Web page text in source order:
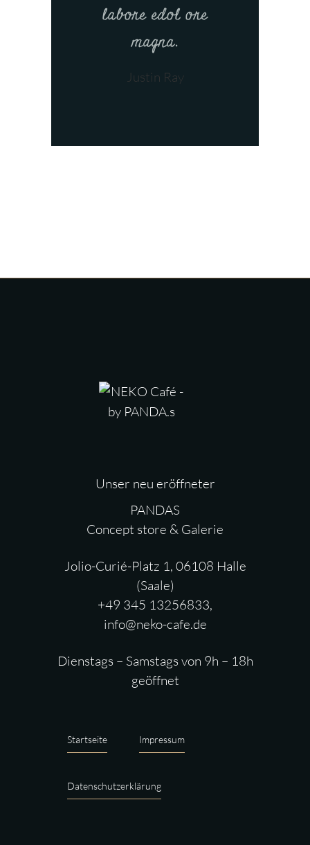
labore edol ore
magna.
Justin Ray
Unser neu eröffneter
PANDAS
Concept store & Galerie
Jolio-Curié-Platz 1, 06108 Halle
(Saale)
+49 345 13256833,
info@neko-cafe.de
Dienstags – Samstags von 9h – 18h
geöffnet
Startseite Impressum
Datenschutzerklärung